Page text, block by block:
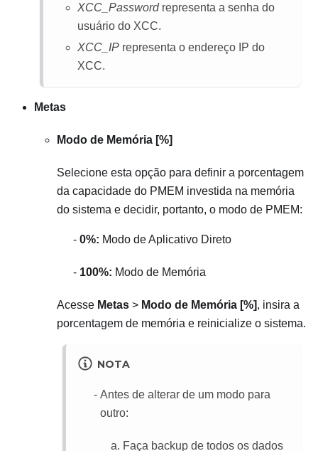
XCC_Passwordrepresenta a senha do
usuário do XCC.
XCC_IP representa o endereço IP do
XCC.
Metas
Modo de Memória [%]
Selecione esta opção para definir a porcentagem
da capacidade do PMEM investida na memória
do sistema e decidir, portanto, o modo de PMEM:
0%: Modo de Aplicativo Direto
100%: Modo de Memória
Acesse Metas > Modo de Memória [%], insira a
porcentagem de memória e reinicialize o sistema.
NOTA
Antes de alterar de um modo para
outro:
Faça backup de todos os dados